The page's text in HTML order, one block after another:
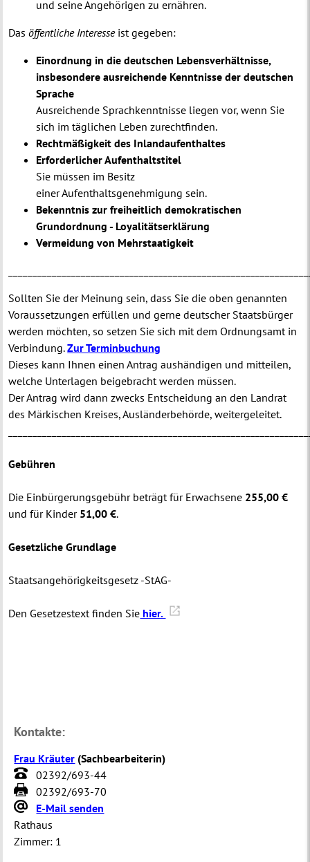
und seine Angehörigen zu ernähren.
Dasöffentliche Interesseist gegeben:
Einordnung in die deutschen Lebensverhältnisse,
insbesondere ausreichende Kenntnisse der deutschen
Sprache
Ausreichende Sprachkenntnisse liegen vor, wenn Sie
sich im täglichen Leben zurechtfinden.
Rechtmäßigkeit des Inlandaufenthaltes
Erforderlicher Aufenthaltstitel
Sie müssen im Besitz
einer Aufenthaltsgenehmigung sein.
Bekenntnis zur freiheitlich demokratischen
Grundordnung - Loyalitätserklärung
Vermeidung von Mehrstaatigkeit
Sollten Sie der Meinung sein, dass Sie die oben genannten
Voraussetzungen erfüllen und gerne deutscher Staatsbürger
werden möchten, so setzen Sie sich mit dem Ordnungsamt in
Verbindung.Zur Terminbuchung
Dieses kann Ihnen einen Antrag aushändigen und mitteilen,
welche Unterlagen beigebracht werden müssen.
Der Antrag wird dann zwecks Entscheidung an den Landrat
des Märkischen Kreises, Ausländerbehörde, weitergeleitet.
Gebühren
Die Einbürgerungsgebühr beträgt für Erwachsene 255,00 €
und für Kinder 51,00 €.
Gesetzliche Grundlage
Staatsangehörigkeitsgesetz -StAG-
Den Gesetzestext finden Sie hier.
Kontakte:
Frau Kräuter (Sachbearbeiterin)
02392/693-44
02392/693-70
E-Mail senden
Rathaus
Zimmer: 1